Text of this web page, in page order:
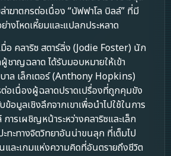
าฆาตกรต่อเนื่อง “บัฟฟาโล บิลล์” ที่มี
างโหดเหี้ยมและแปลกประหลาด
มื่อ คลาริซ สตาร์ลิ่ง (Jodie Foster) นัก
ชาญฉลาด ได้รับมอบหมายให้เข้า
ล เล็กเตอร์ (Anthony Hopkins)
อเนื่องผู้ฉลาดปราดเปรื่องที่ถูกคุมขัง
ข้อมูลเชิงลึกจากเขาเพื่อนำไปใช้ในการ
ารเผชิญหน้าระหว่างคลาริซและเล็ก
ะทะทางจิตวิทยาอันน่าขนลุก ที่เต็มไป
และเกมแห่งความคิดที่อันตรายถึงชีวิต